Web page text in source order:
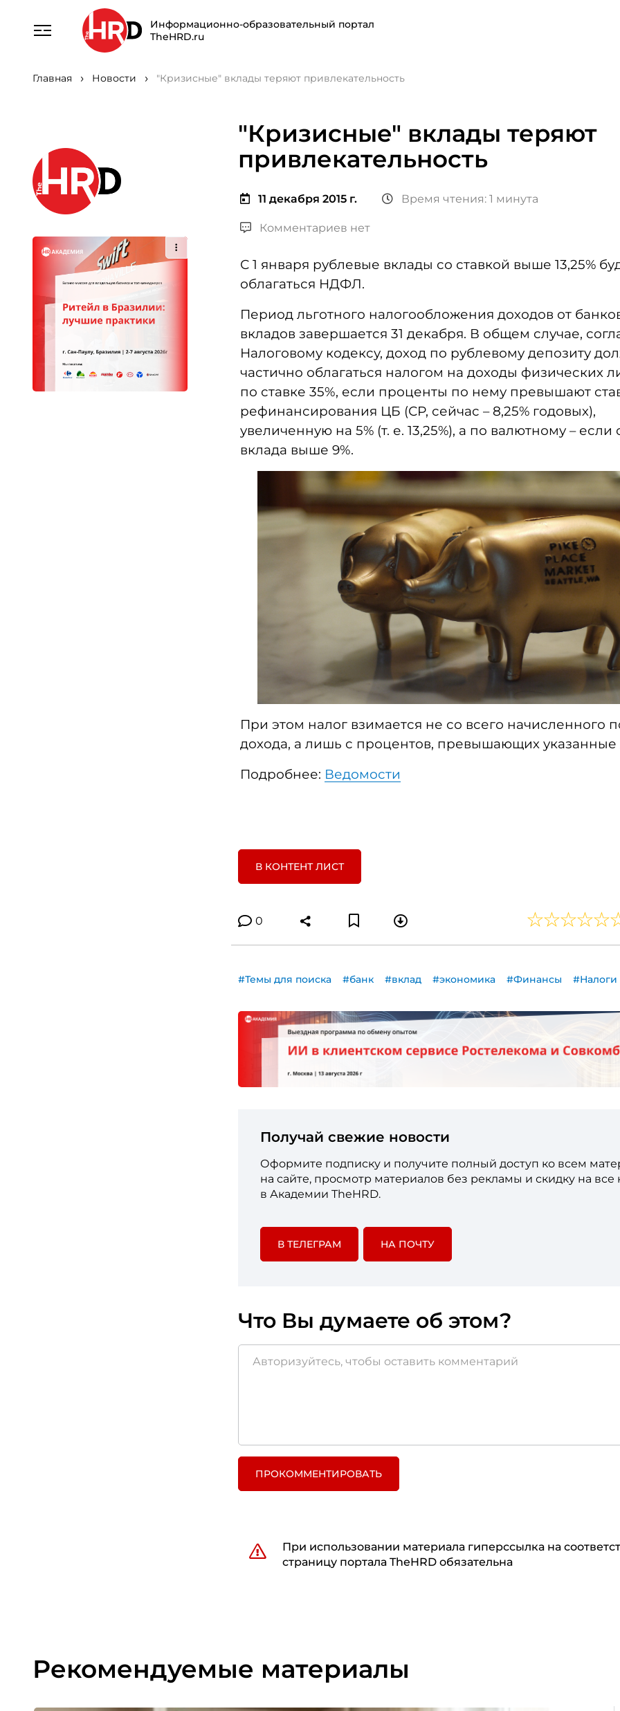
Информационно-образовательный портал
TheHRD.ru
Главная Новости "Кризисные" вклады теряют привлекательность
"Кризисные" вклады теряют
привлекательность
11 декабря 2015 г. Время чтения: 1 минута
Комментариев нет
С 1 января рублевые вклады со ставкой выше 13,25%
облагаться НДФЛ.
Период льготного налогообложения доходов от
вкладов завершается 31 декабря. В общем случае,
Налоговому кодексу, доход по рублевому депозиту
частично облагаться налогом на доходы физических
по ставке 35%, если проценты по нему превышают
рефинансирования ЦБ (СР, сейчас – 8,25% годовых),
увеличенную на 5% (т. е. 13,25%), а по валютному – если
вклада выше 9%.
При этом налог взимается не со всего начисленного
дохода, а лишь с процентов, превышающих
Подробнее: Ведомости
В КОНТЕНТ ЛИСТ
0
#Темы для поиска #банк #вклад #экономика #Финансы #Налоги
Получай свежие новости
Оформите подписку и получите полный доступ ко всем
на сайте, просмотр материалов без рекламы и скидку на все
в Академии TheHRD.
В ТЕЛЕГРАМ НА ПОЧТУ
Что Вы думаете об этом?
ПРОКОММЕНТИРОВАТЬ
При использовании материала гиперссылка на
страницу портала TheHRD обязательна
Рекомендуемые материалы